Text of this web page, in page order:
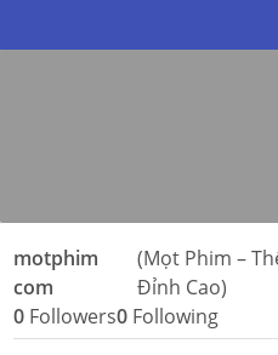
motphim
com
(Mọt Phim –
Đỉnh Cao)
0 Followers0 Following